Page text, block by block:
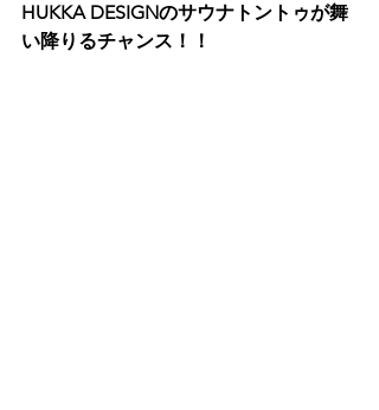
HUKKA DESIGNのサウナトントゥが舞
い降りるチャンス！！